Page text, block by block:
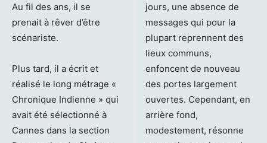
Au fil des ans, il se
prenait à rêver d’être
scénariste.
Plus tard, il a écrit et
réalisé le long métrage «
Chronique Indienne » qui
avait été sélectionné à
Cannes dans la section
jours, une absence de
messages qui pour la
plupart reprennent des
lieux communs,
enfoncent de nouveau
des portes largement
ouvertes. Cependant, en
arrière fond,
modestement, résonne